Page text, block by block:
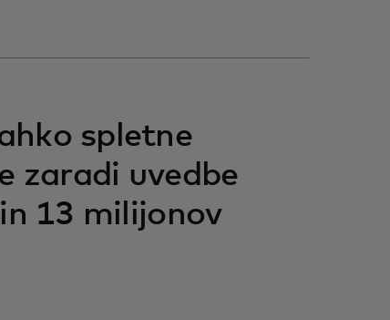
spletne
zaradi uvedbe
13 milijonov